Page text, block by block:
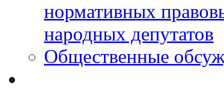
нормативных
народных депутатов
Общественные